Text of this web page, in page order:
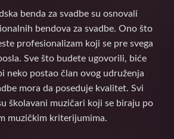
benda za svadbe su osnovali
bendova za svadbe. Ono što
profesionalizam koji se pre svega
Sve što budete ugovorili, biće
neko postao član ovog udruženja
mora da poseduje kvalitet. Svi
školavani muzičari koji se biraju po
muzičkim kriterijumima.